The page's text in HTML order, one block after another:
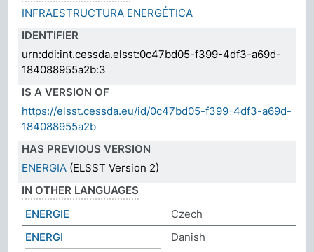
INFRAESTRUCTURA ENERGÉTICA
IDENTIFIER
urn:ddi:int.cessda.elsst:0c47bd05-f399-4df3-a69d-
184088955a2b:3
IS A VERSION OF
https://elsst.cessda.eu/id/0c47bd05-f399-4df3-a69d-
184088955a2b
HAS PREVIOUS VERSION
ENERGIA (ELSST Version 2)
IN OTHER LANGUAGES
ENERGIE
Czech
ENERGI
Danish